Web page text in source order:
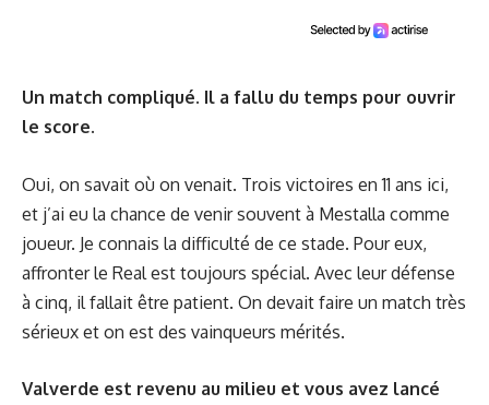
Un match compliqué. Il a fallu du temps pour ouvrir
le score.
Oui, on savait où on venait. Trois victoires en 11 ans ici,
et j’ai eu la chance de venir souvent à Mestalla comme
joueur. Je connais la difficulté de ce stade. Pour eux,
affronter le Real est toujours spécial. Avec leur défense
à cinq, il fallait être patient. On devait faire un match très
sérieux et on est des vainqueurs mérités.
Valverde est revenu au milieu et vous avez lancé